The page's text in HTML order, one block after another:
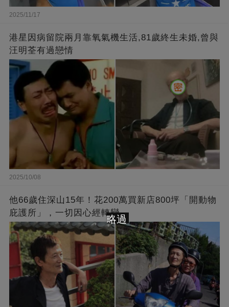
2025/11/17
港星因病留院兩月靠氧氣機生活,81歲終生未婚,曾與
汪明荃有過戀情
2025/10/08
他66歲住深山15年！花200萬買新店800坪「開動物
庇護所」，一切因心經轉變
略過